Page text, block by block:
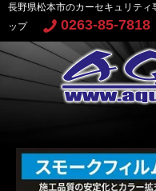
長野県松本市のカーセキュリティ
ップ
0263-85-7818